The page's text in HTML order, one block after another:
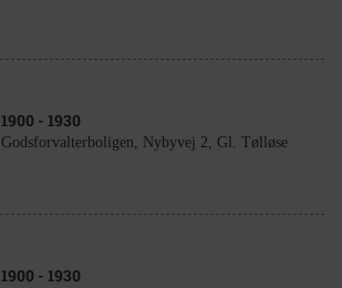
1900 - 1930
Godsforvalterboligen, Nybyvej 2, Gl. Tølløse
1900 - 1930